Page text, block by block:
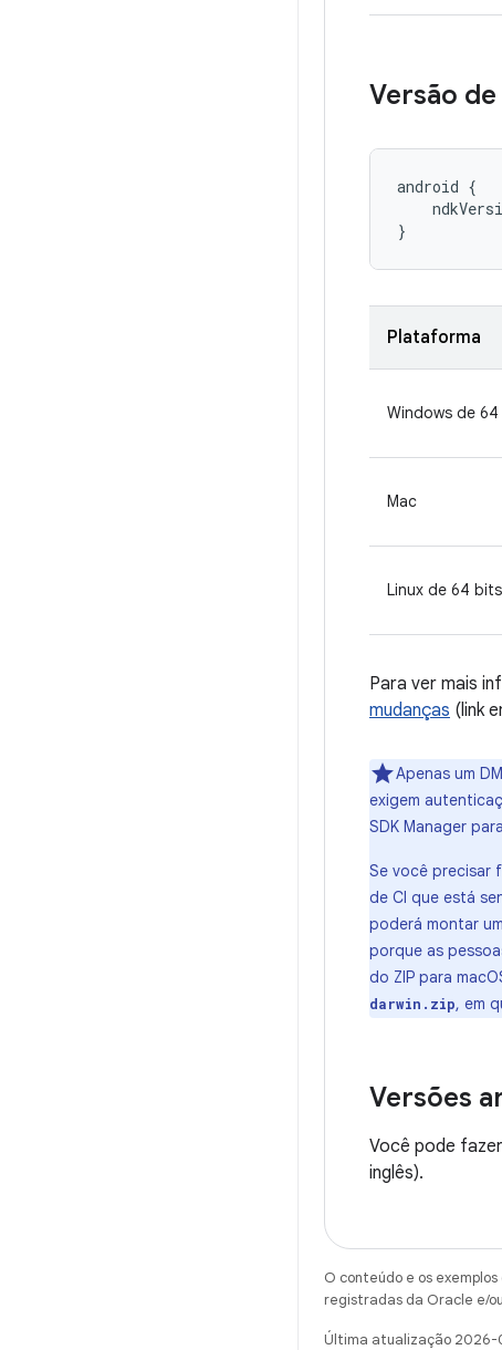
Versão
android {
}
Plataforma
Windows de
Mac
Linux de 64
Para ver mais
mudanças (link
Apenas um
exigem
SDK Manager
Se você precisar
de CI que está
poderá montar
porque as
do ZIP para
darwin.zip, em
Versões
Você pode
inglês).
O conteúdo e os
registradas da Oracle e/
Última atualização 2026-